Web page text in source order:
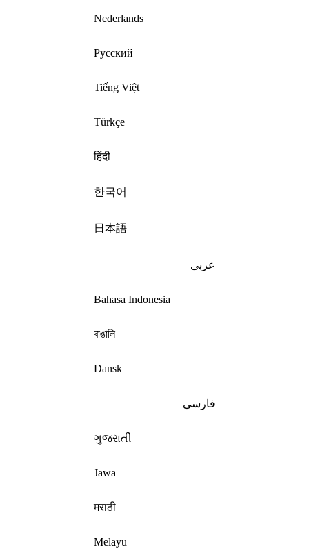
Nederlands
Русский
Tiếng Việt
Türkçe
हिंदी
한국어
日本語
عربى
Bahasa Indonesia
বাঙালি
Dansk
فارسی
ગુજરાતી
Jawa
मराठी
Melayu